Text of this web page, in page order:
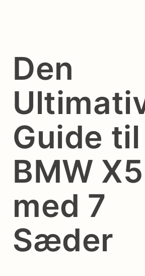
Den
Guide til
BMW X5
med 7
Sæder